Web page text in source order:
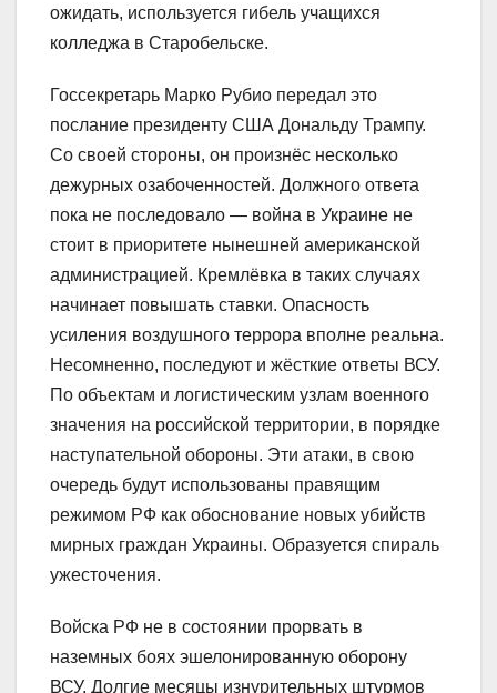
ожидать, используется гибель учащихся
колледжа в Старобельске.
Госсекретарь Марко Рубио передал это
послание президенту США Дональду Трампу.
Со своей стороны, он произнёс несколько
дежурных озабоченностей. Должного ответа
пока не последовало — война в Украине не
стоит в приоритете нынешней американской
администрацией. Кремлёвка в таких случаях
начинает повышать ставки. Опасность
усиления воздушного террора вполне реальна.
Несомненно, последуют и жёсткие ответы ВСУ.
По объектам и логистическим узлам военного
значения на российской территории, в порядке
наступательной обороны. Эти атаки, в свою
очередь будут использованы правящим
режимом РФ как обоснование новых убийств
мирных граждан Украины. Образуется спираль
ужесточения.
Войска РФ не в состоянии прорвать в
наземных боях эшелонированную оборону
ВСУ. Долгие месяцы изнурительных штурмов